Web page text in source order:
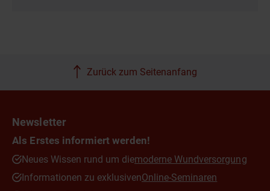
Zurück zum Seitenanfang
Newsletter
Als Erstes informiert werden!
Neues Wissen rund um diemoderne Wundversorgung
Informationen zu exklusivenOnline-Seminaren